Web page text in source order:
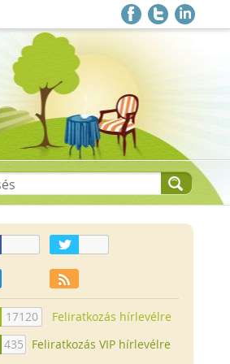
17120
Feliratkozás hírlevélre
435
Feliratkozás VIP hírlevélre